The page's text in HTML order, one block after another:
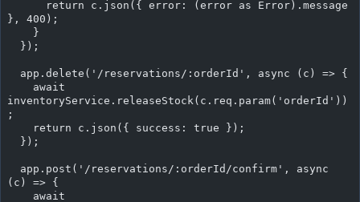
}, 400);
    }
  });
  app.delete('/reservations/:orderId', async (c) => {
inventoryService.releaseStock(c.req.param('orderId'))
;
    return c.json({ success: true });
  });
(c) => {